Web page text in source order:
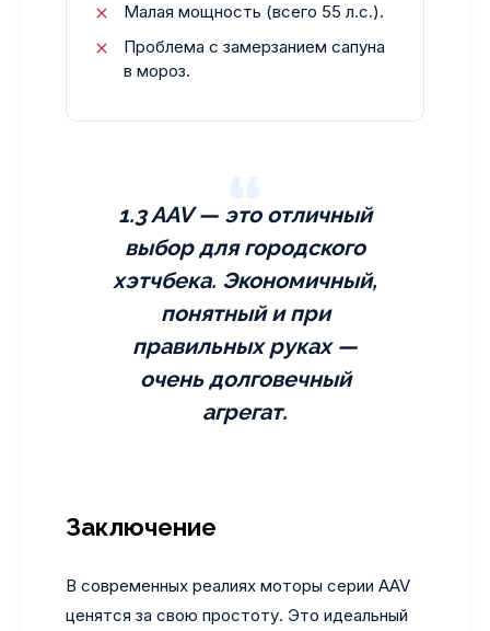
Малая мощность (всего 55 л.с.).
Проблема с замерзанием сапуна
в мороз.
1.3 AAV — это отличный
выбор для городского
хэтчбека. Экономичный,
понятный и при
правильных руках —
очень долговечный
агрегат.
Заключение
В современных реалиях моторы серии AAV
ценятся за свою простоту. Это идеальный